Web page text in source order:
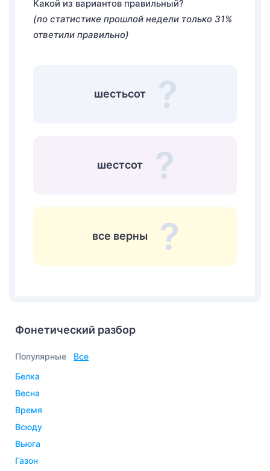
Какой из вариантов правильный?
(по статистике прошлой недели только 31%
ответили правильно)
шестьсот
шестсот
все верны
Фонетический разбор
Популярные
Все
белка
весна
время
всюду
вьюга
газон